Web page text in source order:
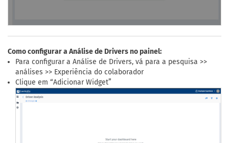
Como configurar a Análise de Drivers no painel:
Para configurar a Análise de Drivers, vá para a pesquisa >>
análises >> Experiência do colaborador
Clique em “Adicionar Widget”